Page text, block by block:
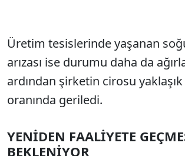
Üretim tesislerinde yaşanan
arızası ise durumu daha da
ardından şirketin cirosu
oranında geriledi.
YENİDEN FAALİYETE
BEKLENİYOR